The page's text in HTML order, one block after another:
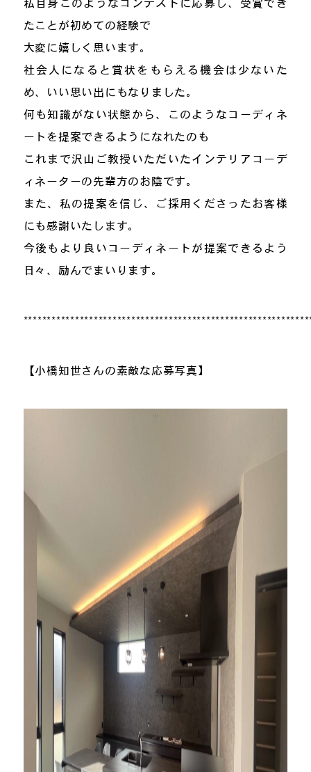
たことが初めての経験で
大変に嬉しく思います。
社会人になると賞状をもらえる機会は少ないた
め、いい思い出にもなりました。
何も知識がない状態から、このようなコーディネ
ートを提案できるようになれたのも
これまで沢山ご教授いただいたインテリアコーデ
ィネーターの先輩方のお陰です。
また、私の提案を信じ、ご採用くださったお客様
にも感謝いたします。
今後もより良いコーディネートが提案できるよう
日々、励んでまいります。
【小橋知世さんの素敵な応募写真】